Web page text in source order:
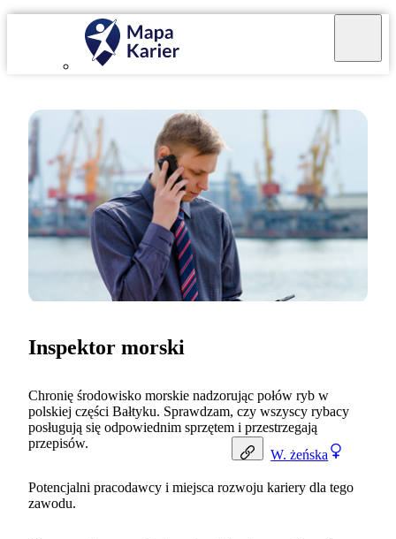
W. żeńska
Inspektor morski
Chronię środowisko morskie nadzorując połów ryb w
polskiej części Bałtyku. Sprawdzam, czy wszyscy rybacy
posługują się odpowiednim sprzętem i przestrzegają
przepisów.
Potencjalni pracodawcy i miejsca rozwoju kariery dla tego
zawodu.